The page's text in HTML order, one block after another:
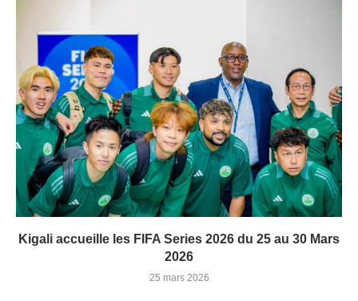
Kigali accueille les FIFA Series 2026 du 25 au 30 Mars
2026
25 mars 2026